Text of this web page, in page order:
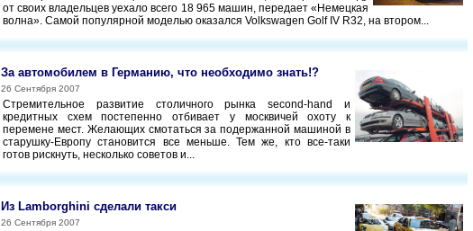
от своих владельцев уехало всего 18 965 машин, передает «Немецкая
волна». Самой популярной моделью оказался Volkswagen Golf IV R32, на втором...
За автомобилем в Германию, что необходимо знать!?
26 Сентября 2007
Стремительное развитие столичного рынка second-hand и
кредитных схем постепенно отбивает у москвичей охоту к
перемене мест. Желающих смотаться за подержанной машиной в
старушку-Европу становится все меньше. Тем же, кто все-таки
готов рискнуть, несколько советов и...
Из Lamborghini сделали такси
26 Сентября 2007